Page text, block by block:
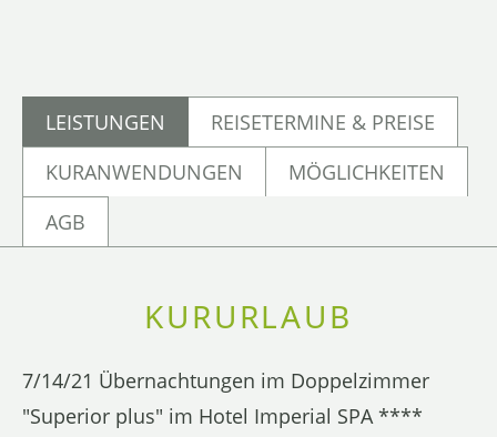
LEISTUNGEN
REISETERMINE & PREISE
KURANWENDUNGEN
MÖGLICHKEITEN
AGB
KURURLAUB
7/14/21 Übernachtungen im Doppelzimmer
"Superior plus" im Hotel Imperial SPA ****